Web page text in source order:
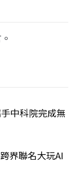
中科院完成無
界聯名大玩AI